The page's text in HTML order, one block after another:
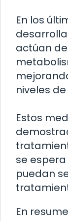
En los
actúan
niveles
Estos
se
puedan
En